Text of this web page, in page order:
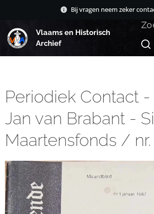
Bij vragen neem zeker
Vlaams en Historisch
Archief
Periodiek Contact
Jan van Brabant -
Maartensfonds /